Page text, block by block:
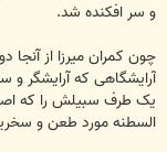
و سر افکنده شد.
چون کمران میرزا از آنجا
آرایشگاهی که آرایشگر و
یک طرف سبیلش را که
السطنه مورد طعن و